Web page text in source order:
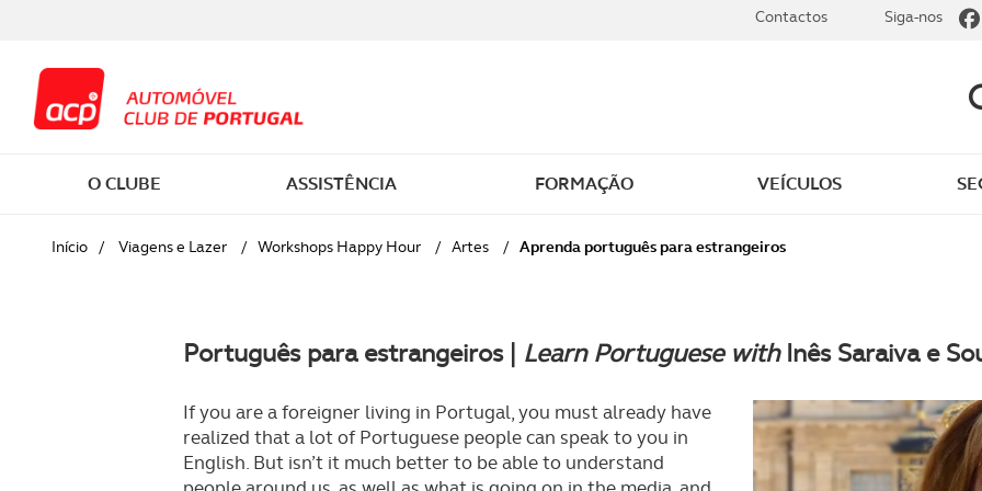
O CLUBE
SER SÓCIO
MOBILIDADE E SEGURANÇA
RESPONSABILIDADE SOCIAL E
ASSISTÊNCIA
EM VIAGEM
JURÍDICA E DOCUMENTOS
DESCONTOS E POUPANÇA
FORMAÇÃO
CARTA DE CONDUÇÃO
CURSOS PARA MENORES
CURSOS PARA PROFISSIONAIS
CONDUTOR EM DIA
VEÍCULOS
COMPRAR CARRO
CASA E VEÍCULOS
VIAGENS
ESTRADA FORA
MONTANHISMO
Contactos Siga-nos
Início / Viagens e Lazer / Workshops Happy Hour / Artes / Aprenda português para estrangeiros
Português para estrangeiros | Learn Portuguese withInês Saraiva e
If you are a foreigner living in Portugal, you must already have
realized that a lot of Portuguese people can speak to you in
English. But isn’t it much better to be able to understand